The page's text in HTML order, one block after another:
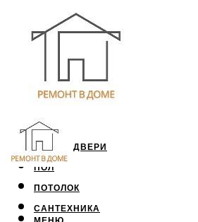
ОКНА И ДВЕРИ
ПОЛ
ПОТОЛОК
САНТЕХНИКА